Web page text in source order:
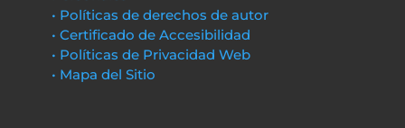
• Políticas de derechos de autor
• Certificado de Accesibilidad
• Políticas de Privacidad Web
• Mapa del Sitio